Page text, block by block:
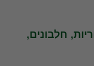
חלבונים,